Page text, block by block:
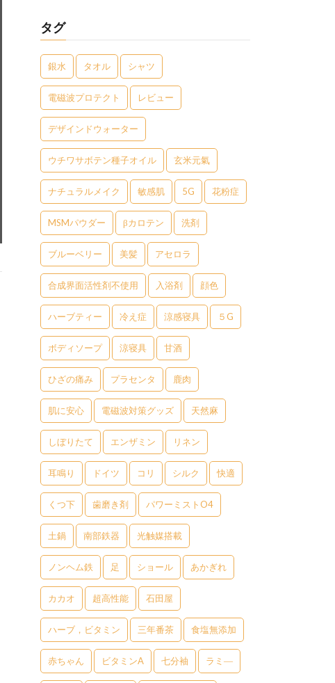
タグ
銀水 タオル シャツ
電磁波プロテクト レビュー
デザインドウォーター
ウチワサボテン種子オイル 玄米元氣
ナチュラルメイク 敏感肌 5G 花粉症
MSMパウダー βカロテン 洗剤
ブルーベリー 美髪 アセロラ
合成界面活性剤不使用 入浴剤 顔色
ハーブティー 冷え症 涼感寝具 ５G
ボディソープ 涼寝具 甘酒
ひざの痛み プラセンタ 鹿肉
肌に安心 電磁波対策グッズ 天然麻
しぼりたて エンザミン リネン
耳鳴り ドイツ コリ シルク 快適
くつ下 歯磨き剤 パワーミストO4
土鍋 南部鉄器 光触媒搭載
ノンヘム鉄 足 ショール あかぎれ
カカオ 超高性能 石田屋
ハーブ，ビタミン 三年番茶 食塩無添加
赤ちゃん ビタミンA 七分袖 ラミ―